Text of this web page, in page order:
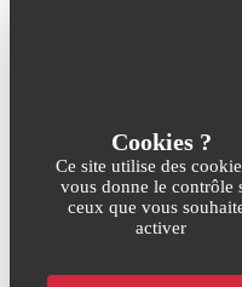
CONTACT
Contact
Politique de confidentialité
Ce site utilise des
vous donne le contrôle
ceux que vous
activer